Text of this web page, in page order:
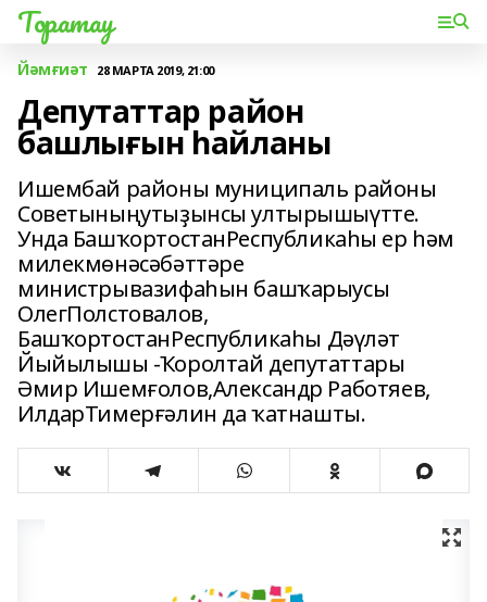
Торатау
Йәмғиәт 28 МАРТА 2019, 21:00
Депутаттар район
башлығын һайланы
Ишембай районы муниципаль районы
Советыныңутыҙынсы ултырышыүтте.
Унда БашҡортостанРеспубликаһы ер һәм
милекмөнәсәбәттәре
министрывазифаһын башҡарыусы
ОлегПолстовалов,
БашҡортостанРеспубликаһы Дәүләт
Йыйылышы -Ҡоролтай депутаттары
Әмир Ишемғолов,Александр Работяев,
ИлдарТимерғәлин да ҡатнашты.